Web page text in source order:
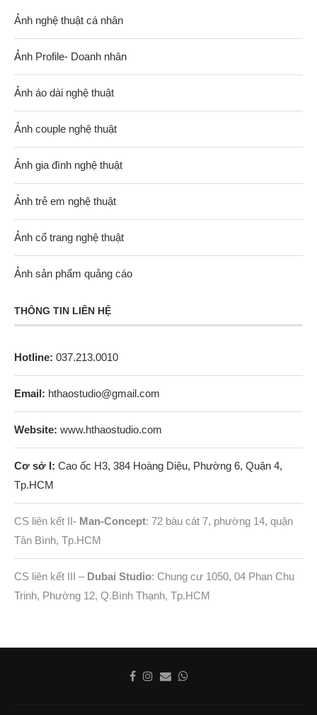
Ảnh nghệ thuật cá nhân
Ảnh Profile- Doanh nhân
Ảnh áo dài nghệ thuật
Ảnh couple nghệ thuật
Ảnh gia đình nghệ thuật
Ảnh trẻ em nghệ thuật
Ảnh cổ trang nghệ thuật
Ảnh sản phẩm quảng cáo
THÔNG TIN LIÊN HỆ
Hotline: 037.213.0010
Email: hthaostudio@gmail.com
Website: www.hthaostudio.com
Cơ sở I: Cao ốc H3, 384 Hoàng Diệu, Phường 6, Quận 4,
Tp.HCM
CS liên kết II- Man-Concept: 72 bàu cát 7, phường 14, quận
Tân Bình, Tp.HCM
CS liên kết III – Dubai Studio: Chung cư 1050, 04 Phan Chu
Trinh, Phường 12, Q.Bình Thạnh, Tp.HCM